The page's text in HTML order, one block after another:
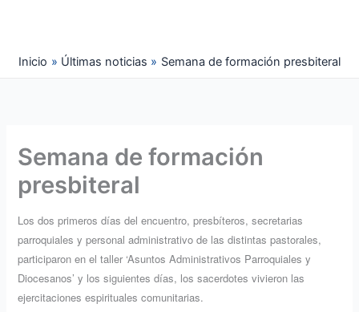
Inicio
Últimas noticias Semana de formación presbiteral
Semana de formación
presbiteral
Los dos primeros días del encuentro, presbíteros, secretarias
parroquiales y personal administrativo de las distintas pastorales,
participaron en el taller ‘Asuntos Administrativos Parroquiales y
Diocesanos’ y los siguientes días, los sacerdotes vivieron las
ejercitaciones espirituales comunitarias.